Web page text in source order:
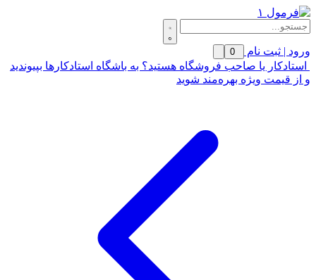
ورود | ثبت نام 0
استادکار یا صاحب فروشگاه هستید؟ به باشگاه استادکارها بپیوندید
و از قیمت ویژه بهره‌مند شوید